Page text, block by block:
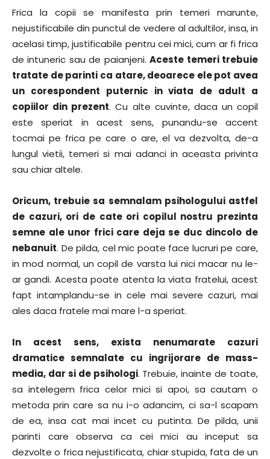
Frica la copii se manifesta prin temeri marunte,
nejustificabile din punctul de vedere al adultilor, insa, in
acelasi timp, justificabile pentru cei mici, cum ar fi frica
de intuneric sau de paianjeni.Aceste temeri trebuie
tratate de parinti ca atare, deoarece ele pot avea
un corespondent puternic in viata de adult a
copiilor din prezent. Cu alte cuvinte, daca un copil
este speriat in acest sens, punandu-se accent
tocmai pe frica pe care o are, el va dezvolta, de-a
lungul vietii, temeri si mai adanci in aceasta privinta
sau chiar altele.
Oricum, trebuie sa semnalam psihologului astfel
de cazuri, ori de cate ori copilul nostru prezinta
semne ale unor frici care deja se duc dincolo de
nebanuit. De pilda, cel mic poate face lucruri pe care,
in mod normal, un copil de varsta lui nici macar nu le-
ar gandi. Acesta poate atenta la viata fratelui, acest
fapt intamplandu-se in cele mai severe cazuri, mai
ales daca fratele mai mare l-a speriat.
In acest sens, exista nenumarate cazuri
dramatice semnalate cu ingrijorare de mass-
media, dar si de psihologi. Trebuie, inainte de toate,
sa intelegem frica celor mici si apoi, sa cautam o
metoda prin care sa nu i-o adancim, ci sa-l scapam
de ea, insa cat mai incet cu putinta. De pilda, unii
parinti care observa ca cei mici au inceput sa
dezvolte o frica nejustificata, chiar stupida, fata de un